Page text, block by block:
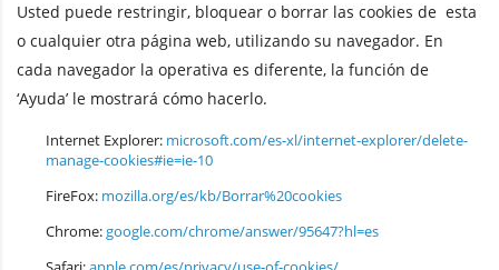
Usted puede restringir, bloquear o borrar las cookies de esta
o cualquier otra página web, utilizando su navegador. En
cada navegador la operativa es diferente, la función de
‘Ayuda’ le mostrará cómo hacerlo.
Internet Explorer: microsoft.com/es-xl/internet-explorer/delete-
manage-cookies#ie=ie-10
FireFox: mozilla.org/es/kb/Borrar%20cookies
Chrome:google.com/chrome/answer/95647?hl=es